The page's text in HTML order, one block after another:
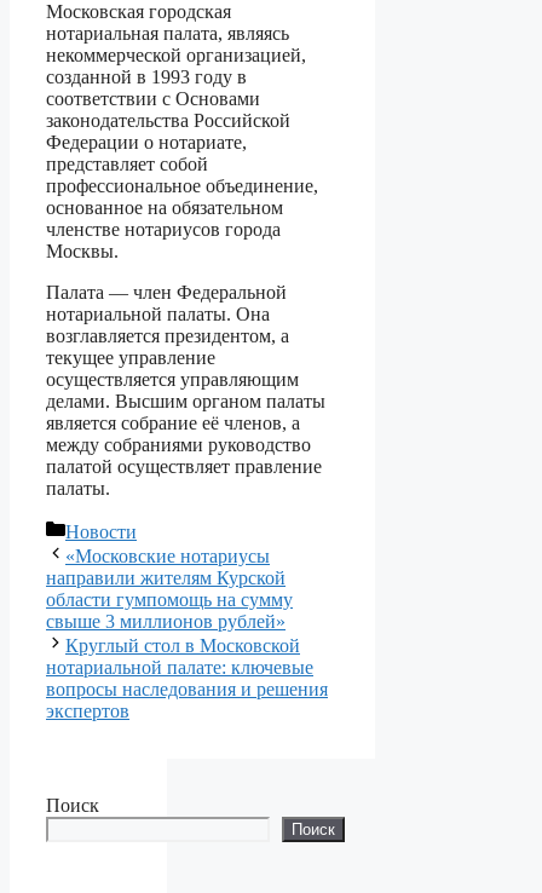
Московская городская
нотариальная палата, являясь
некоммерческой организацией,
созданной в 1993 году в
соответствии с Основами
законодательства Российской
Федерации о нотариате,
представляет собой
профессиональное объединение,
основанное на обязательном
членстве нотариусов города
Москвы.
Палата — член Федеральной
нотариальной палаты. Она
возглавляется президентом, а
текущее управление
осуществляется управляющим
делами. Высшим органом палаты
является собрание её членов, а
между собраниями руководство
палатой осуществляет правление
палаты.
Рубрики
Новости
«Московские нотариусы
направили жителям Курской
области гумпомощь на сумму
свыше 3 миллионов рублей»
Круглый стол в Московской
нотариальной палате: ключевые
вопросы наследования и решения
экспертов
Поиск
Поиск